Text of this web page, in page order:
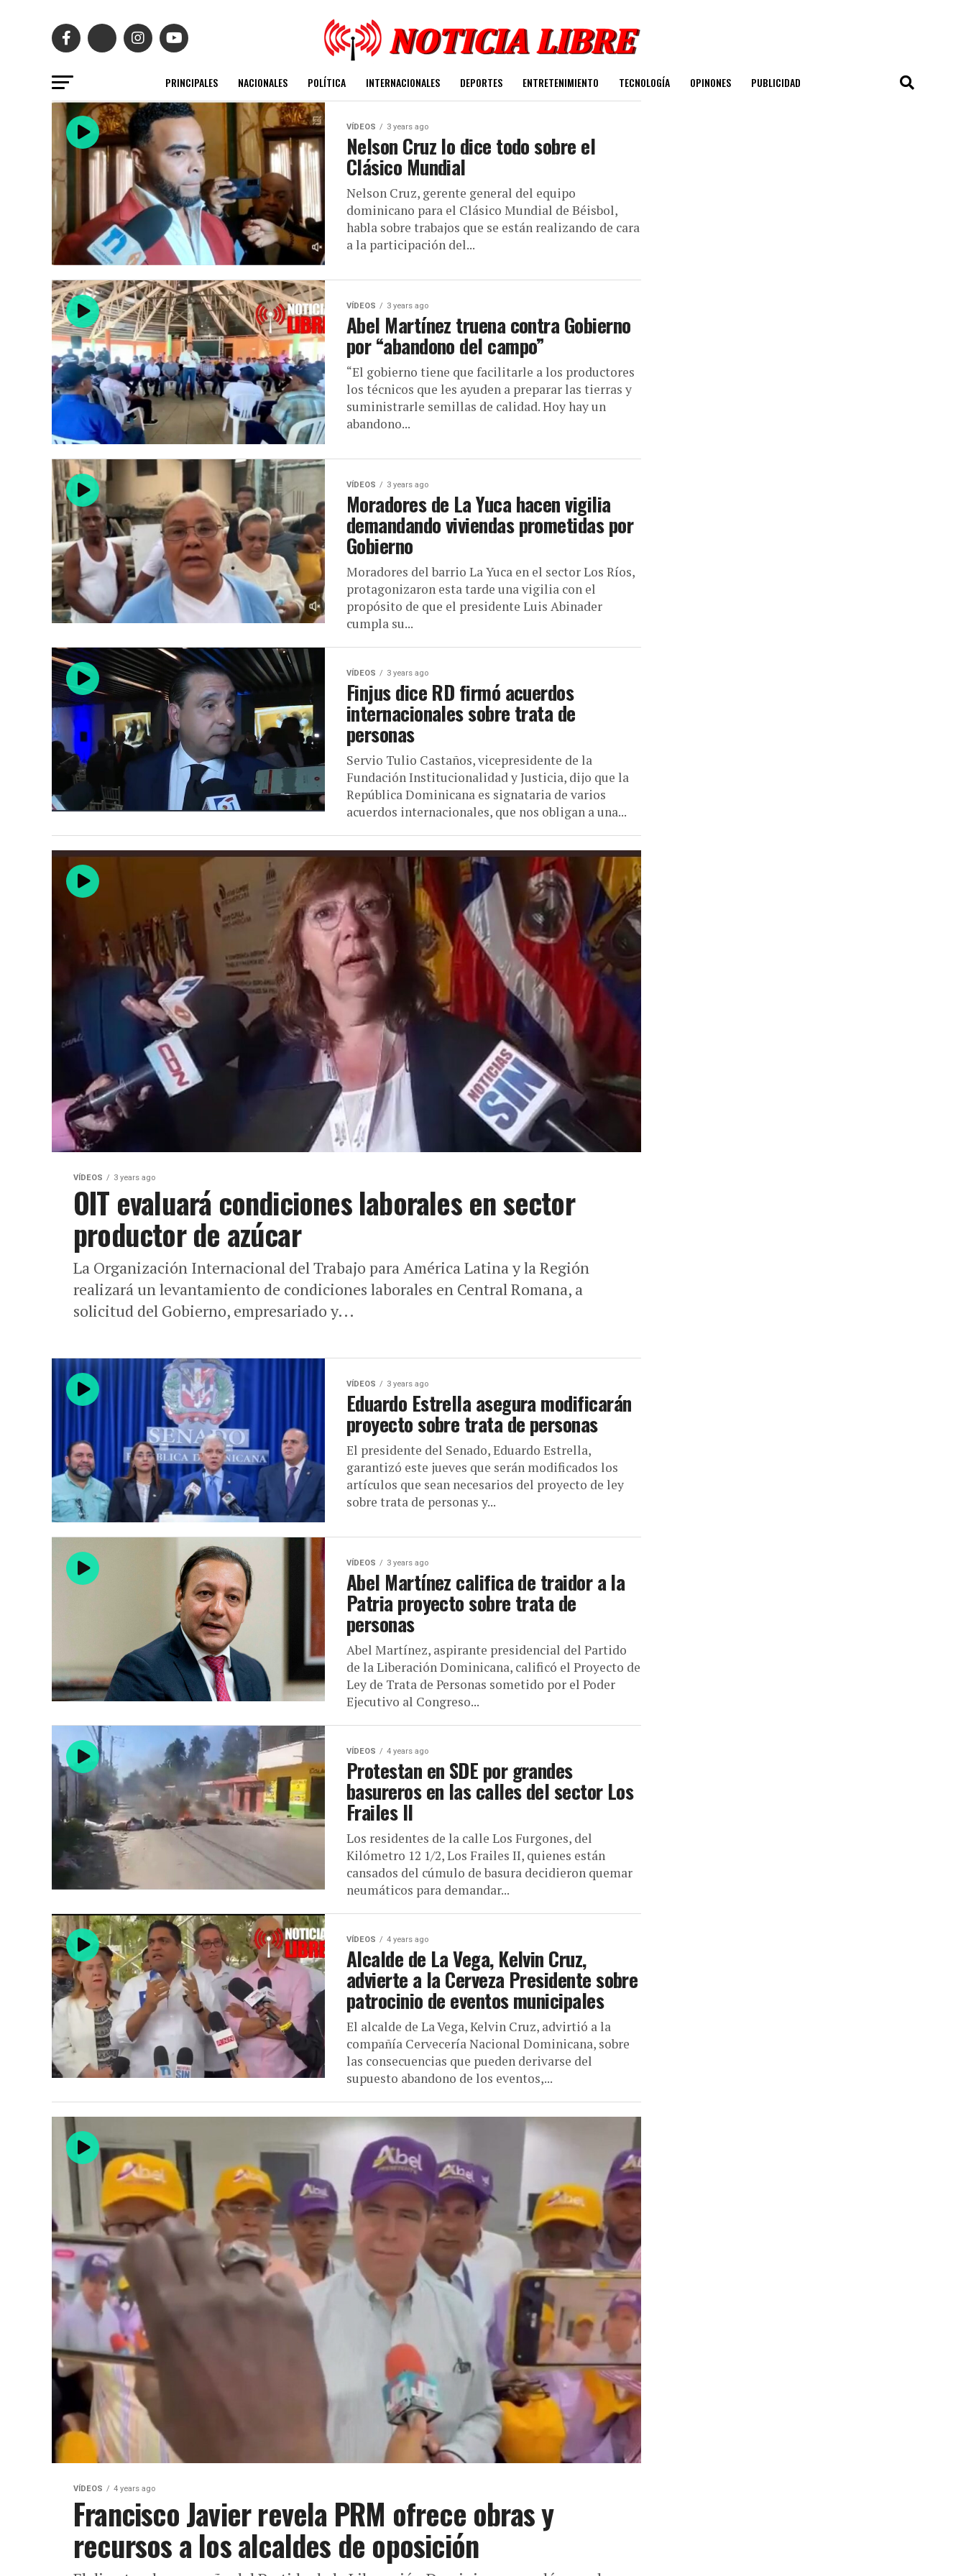
PRINCIPALES NACIONALES POLÍTICA INTERNACIONALES DEPORTES ENTRETENIMIENTO TECNOLOGÍA OPINONES PUBLICIDAD
VÍDEOS 3 years ago
Nelson Cruz lo dice todo sobre el
Clásico Mundial
Nelson Cruz, gerente general del equipo
dominicano para el Clásico Mundial de Béisbol,
habla sobre trabajos que se están realizando de cara
a la participación del...
VÍDEOS 3 years ago
Abel Martínez truena contra Gobierno
por “abandono del campo”
“El gobierno tiene que facilitarle a los productores
los técnicos que les ayuden a preparar las tierras y
suministrarle semillas de calidad. Hoy hay un
abandono...
VÍDEOS 3 years ago
Moradores de La Yuca hacen vigilia
demandando viviendas prometidas por
Gobierno
Moradores del barrio La Yuca en el sector Los Ríos,
protagonizaron esta tarde una vigilia con el
propósito de que el presidente Luis Abinader
cumpla su...
VÍDEOS 3 years ago
Finjus dice RD firmó acuerdos
internacionales sobre trata de
personas
Servio Tulio Castaños, vicepresidente de la
Fundación Institucionalidad y Justicia, dijo que la
República Dominicana es signataria de varios
acuerdos internacionales, que nos obligan a una...
VÍDEOS 3 years ago
OIT evaluará condiciones laborales en sector
productor de azúcar
La Organización Internacional del Trabajo para América Latina y la Región
realizará un levantamiento de condiciones laborales en Central Romana, a
solicitud del Gobierno, empresariado y...
VÍDEOS 3 years ago
Eduardo Estrella asegura modificarán
proyecto sobre trata de personas
El presidente del Senado, Eduardo Estrella,
garantizó este jueves que serán modificados los
artículos que sean necesarios del proyecto de ley
sobre trata de personas y...
VÍDEOS 3 years ago
Abel Martínez califica de traidor a la
Patria proyecto sobre trata de
personas
Abel Martínez, aspirante presidencial del Partido
de la Liberación Dominicana, calificó el Proyecto de
Ley de Trata de Personas sometido por el Poder
Ejecutivo al Congreso...
VÍDEOS 4 years ago
Protestan en SDE por grandes
basureros en las calles del sector Los
Frailes II
Los residentes de la calle Los Furgones, del
Kilómetro 12 1/2, Los Frailes II, quienes están
cansados del cúmulo de basura decidieron quemar
neumáticos para demandar...
VÍDEOS 4 years ago
Alcalde de La Vega, Kelvin Cruz,
advierte a la Cerveza Presidente sobre
patrocinio de eventos municipales
El alcalde de La Vega, Kelvin Cruz, advirtió a la
compañía Cervecería Nacional Dominicana, sobre
las consecuencias que pueden derivarse del
supuesto abandono de los eventos,...
VÍDEOS 4 years ago
Francisco Javier revela PRM ofrece obras y
recursos a los alcaldes de oposición